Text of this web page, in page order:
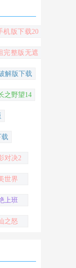
机版下载20
完整版无遮
解版下载
之野望14
载
对决2
世界
上班
之怒